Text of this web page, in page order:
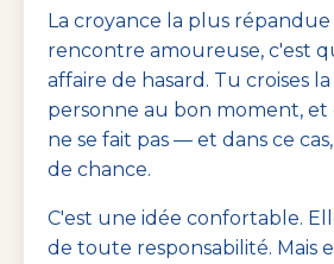
La croyance la plus répandue
rencontre amoureuse, c'est
affaire de hasard. Tu croises
personne au bon moment, et
ne se fait pas — et dans ce
de chance.
C'est une idée confortable.
de toute responsabilité. Mais